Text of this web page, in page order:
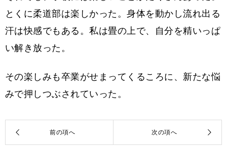
とくに柔道部は楽しかった。身体を動かし流れ出る
汗は快感でもある。私は畳の上で、自分を精いっぱ
い解き放った。
その楽しみも卒業がせまってくるころに、新たな悩
みで押しつぶされていった。